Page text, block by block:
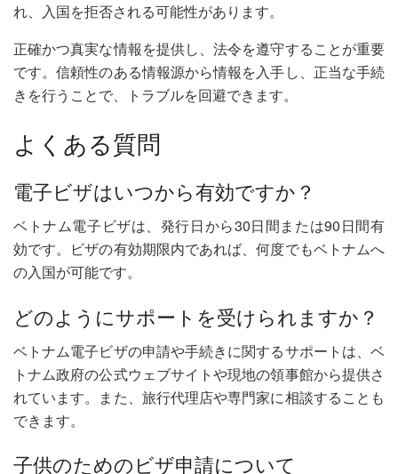
れ、入国を拒否される可能性があります。
正確かつ真実な情報を提供し、法令を遵守することが重要
です。信頼性のある情報源から情報を入手し、正当な手続
きを行うことで、トラブルを回避できます。
よくある質問
電子ビザはいつから有効ですか？
ベトナム電子ビザは、発行日から30日間または90日間有
効です。ビザの有効期限内であれば、何度でもベトナムへ
の入国が可能です。
どのようにサポートを受けられますか？
ベトナム電子ビザの申請や手続きに関するサポートは、ベ
トナム政府の公式ウェブサイトや現地の領事館から提供さ
れています。また、旅行代理店や専門家に相談することも
できます。
子供のためのビザ申請について